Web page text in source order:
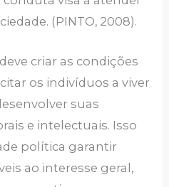
(PINTO, 2008).
criar as condições
os indivíduos a viver
suas
e intelectuais. Isso
política garantir
ao interesse geral,